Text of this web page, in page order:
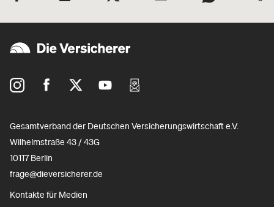
Gesamtverband der Deutschen Versicherungswirtschaft e.V.
Wilhelmstraße 43 / 43G
10117 Berlin
frage@dieversicherer.de
Kontakte für Medien